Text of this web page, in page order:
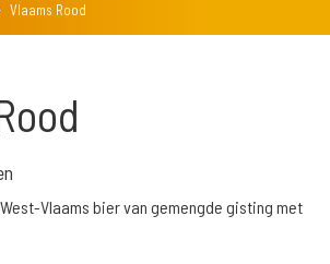
Vlaams Rood
Vlaams bier van gemengde gisting met